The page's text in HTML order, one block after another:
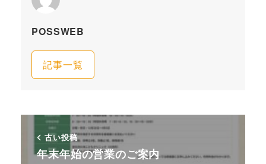
POSSWEB
記事一覧
古い投稿
年末年始の営業のご案内